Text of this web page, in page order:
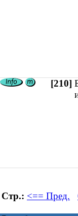
[210]
Стр.: <== Пред.